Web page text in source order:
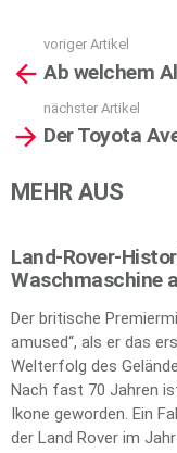
more
voriger Artikel
Ab welchem
nächster Artikel
Der Toyota
MEHR AUS
Land-Rover-
Waschmaschine
Der britische
amused“, als er das
Welterfolg des
Nach fast 70 Jahren
Ikone geworden. Ein
der Land Rover im